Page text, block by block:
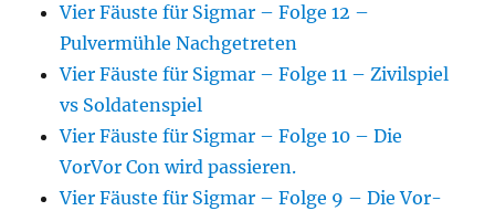
Vier Fäuste für Sigmar – Folge 12 –
Pulvermühle Nachgetreten
Vier Fäuste für Sigmar – Folge 11 – Zivilspiel
vs Soldatenspiel
Vier Fäuste für Sigmar – Folge 10 – Die
VorVor Con wird passieren.
Vier Fäuste für Sigmar – Folge 9 – Die Vor-